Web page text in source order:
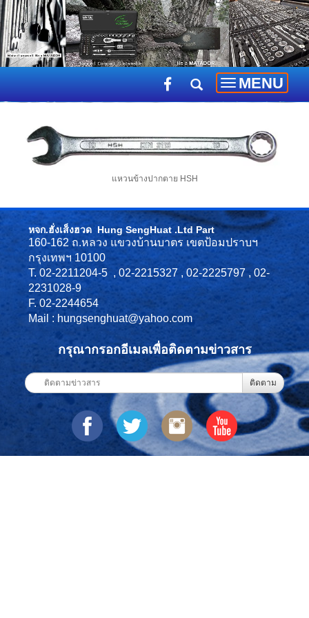
Toggle
navigation
MENU
แหวนข้างปากตาย HSH
หจก.ฮั่งเส็งฮวด Hung SengHuat .Ltd Part
160-162 ถ.หลวง แขวงบ้านบาตร เขตป้อมปราบฯ
กรุงเทพฯ 10100
T. 02-2211204-5 , 02-2215327 , 02-2225797 , 02-
2231028-9
F. 02-2244654
Mail : hungsenghuat@yahoo.com
กรุณากรอกอีเมลเพื่อติดตามข่าวสาร
ติดตาม